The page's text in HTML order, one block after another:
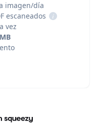
imagen/día
escaneados
i
vez